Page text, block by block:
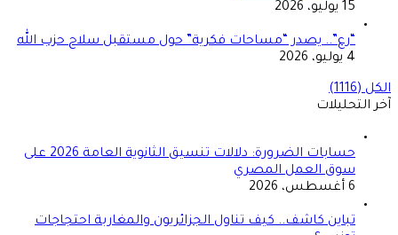
15 يوليو، 2026
“رع”.. يصدر “مساحات فكرية” حول مستقبل سلاح حزب الله
4 يوليو، 2026
الكل (1116)
آخر التحليلات
حسابات الضرورة: دلالات تنسيق الثانوية العامة 2026 على
سوق العمل المصري
6 أغسطس، 2026
تباين كاشف.. كيف تناول الجزائريون والمغاربة احتجاجات